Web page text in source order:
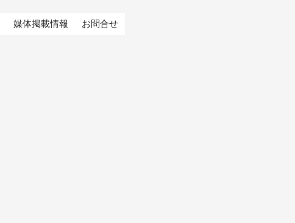
媒体掲載情報 お問合せ